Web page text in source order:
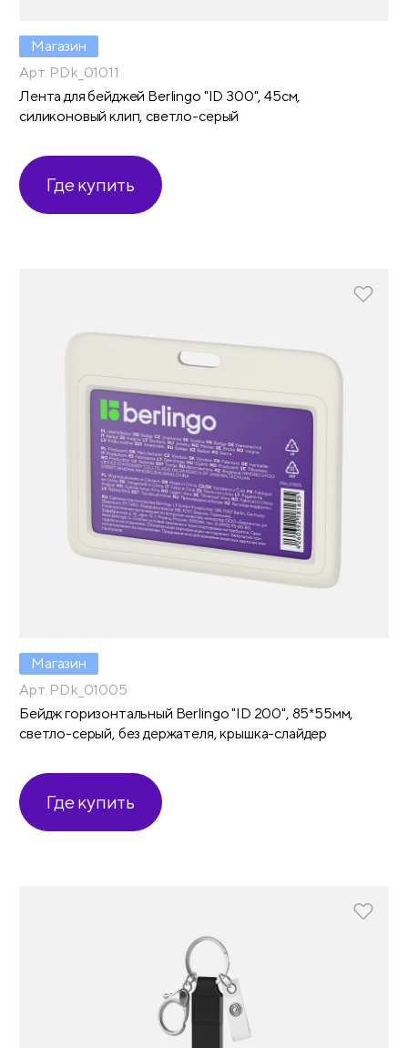
Магазин
Арт. PDk_01011
Лента для бейджей Berlingo "ID 300", 45см,
силиконовый клип, светло-серый
Где купить
Магазин
Арт. PDk_01005
Бейдж горизонтальный Berlingo "ID 200", 85*55мм,
светло-серый, без держателя, крышка-слайдер
Где купить